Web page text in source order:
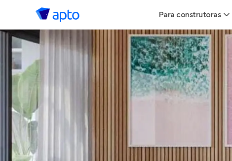
Para construtoras
Geração de
Geração de
Geração de
Maiores
Parcerias